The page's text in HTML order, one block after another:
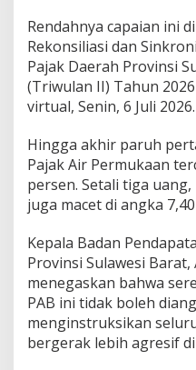
e
n
d
a
B
o
g
a
r
P
n
y
e
b
a
b
n
y
Rendahnya capaian ini
Rekonsiliasi dan
Pajak Daerah Provinsi
(Triwulan II) Tahun
virtual, Senin, 6 Juli 2026.
Hingga akhir paruh
Pajak Air Permukaan
persen. Setali tiga
juga macet di angka
Kepala Badan
Provinsi Sulawesi
menegaskan bahwa
PAB ini tidak boleh
menginstruksikan
bergerak lebih agresif